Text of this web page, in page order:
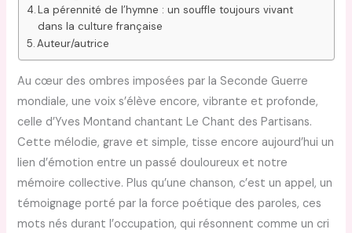
La pérennité de l’hymne : un souffle toujours vivant
dans la culture française
Auteur/autrice
Au cœur des ombres imposées par la Seconde Guerre
mondiale, une voix s’élève encore, vibrante et profonde,
celle d’Yves Montand chantant Le Chant des Partisans.
Cette mélodie, grave et simple, tisse encore aujourd’hui un
lien d’émotion entre un passé douloureux et notre
mémoire collective. Plus qu’une chanson, c’est un appel, un
témoignage porté par la force poétique des paroles, ces
mots nés durant l’occupation, qui résonnent comme un cri